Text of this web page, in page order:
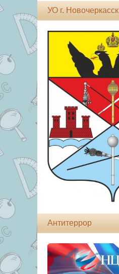
УО г. Новочеркасск
Антитеррор